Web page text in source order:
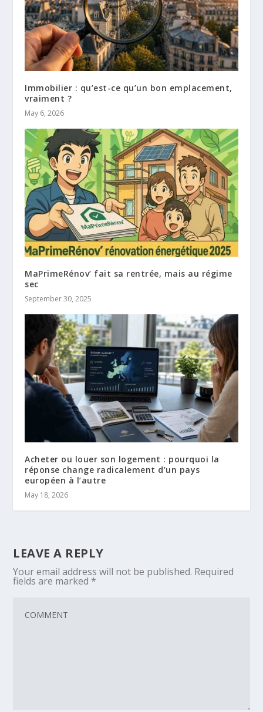
Immobilier : qu’est-ce qu’un bon emplacement,
vraiment ?
May 6, 2026
MaPrimeRénov’ fait sa rentrée, mais au régime
sec
September 30, 2025
Acheter ou louer son logement : pourquoi la
réponse change radicalement d’un pays
européen à l’autre
May 18, 2026
LEAVE A REPLY
Your email address will not be published. Required
fields are marked *